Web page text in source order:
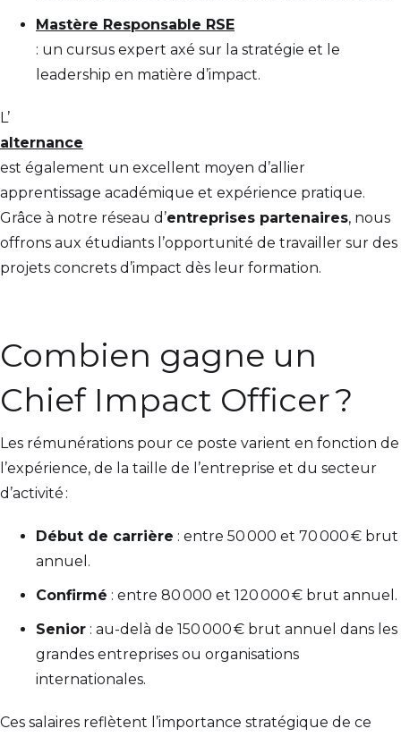
Mastère Responsable RSE
: un cursus expert axé sur la stratégie et le
leadership en matière d’impact.
L’
alternance
est également un excellent moyen d’allier
apprentissage académique et expérience pratique.
Grâce à notre réseau d’entreprises partenaires, nous
offrons aux étudiants l’opportunité de travailler sur des
projets concrets d’impact dès leur formation.
Combien gagne un
Chief Impact Officer ?
Les rémunérations pour ce poste varient en fonction de
l’expérience, de la taille de l’entreprise et du secteur
d’activité :
Début de carrière : entre 50 000 et 70 000 € brut
annuel.
Confirmé : entre 80 000 et 120 000 € brut annuel.
Senior : au-delà de 150 000 € brut annuel dans les
grandes entreprises ou organisations
internationales.
Ces salaires reflètent l’importance stratégique de ce